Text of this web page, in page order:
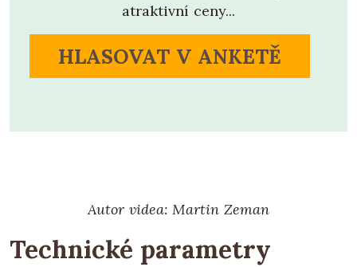
atraktivní ceny...
HLASOVAT V ANKETĚ
Autor videa: Martin Zeman
Technické parametry